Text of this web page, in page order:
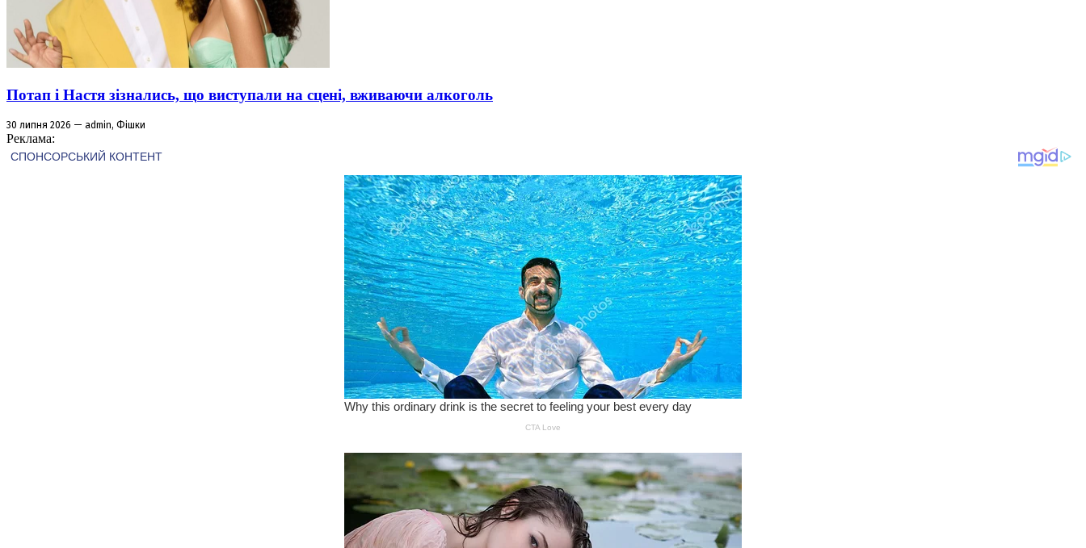
Потап і Настя зізнались, що виступали на сцені, вживаючи алкоголь
30 липня 2026 — admin, Фішки
Реклама: